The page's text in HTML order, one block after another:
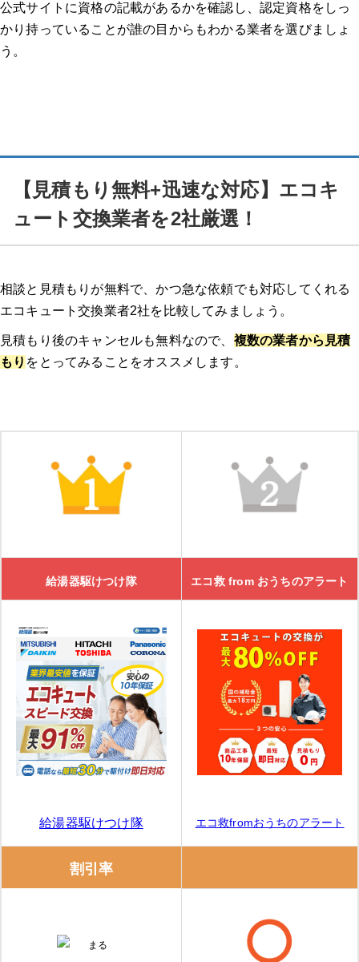
公式サイトに資格の記載があるかを確認し、認定資格をしっ
かり持っていることが誰の目からもわかる業者を選びましょ
う。
【見積もり無料+迅速な対応】エコキ
ュート交換業者を2社厳選！
相談と見積もりが無料で、かつ急な依頼でも対応してくれる
エコキュート交換業者2社を比較してみましょう。
見積もり後のキャンセルも無料なので、 複数の業者から見積
もり をとってみることをオススメします。
給湯器駆けつけ隊 エコ救 from おうちのアラート
給湯器駆けつけ隊 エコ救fromおうちのアラート
割引率